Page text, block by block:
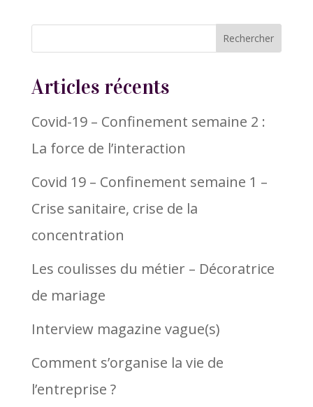
Articles récents
Covid-19 – Confinement semaine 2 :
La force de l’interaction
Covid 19 – Confinement semaine 1 –
Crise sanitaire, crise de la
concentration
Les coulisses du métier – Décoratrice
de mariage
Interview magazine vague(s)
Comment s’organise la vie de
l’entreprise ?